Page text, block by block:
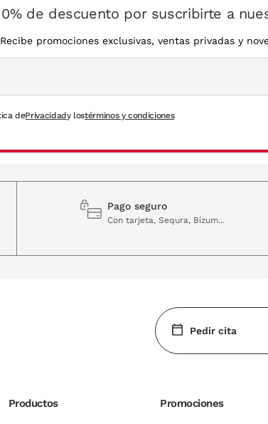
de descuento por suscribirte a
Recibe promociones exclusivas, ventas privadas y
dePrivacidady lostérminos y condiciones
Pago seguro
Con tarjeta, Sequra, Bizum...
Pedir cita
Productos Promociones